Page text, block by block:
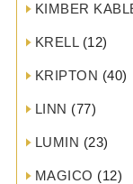
KIMBER
KRELL(12)
KRIPTON (40)
LINN (77)
LUMIN (23)
MAGICO (12)